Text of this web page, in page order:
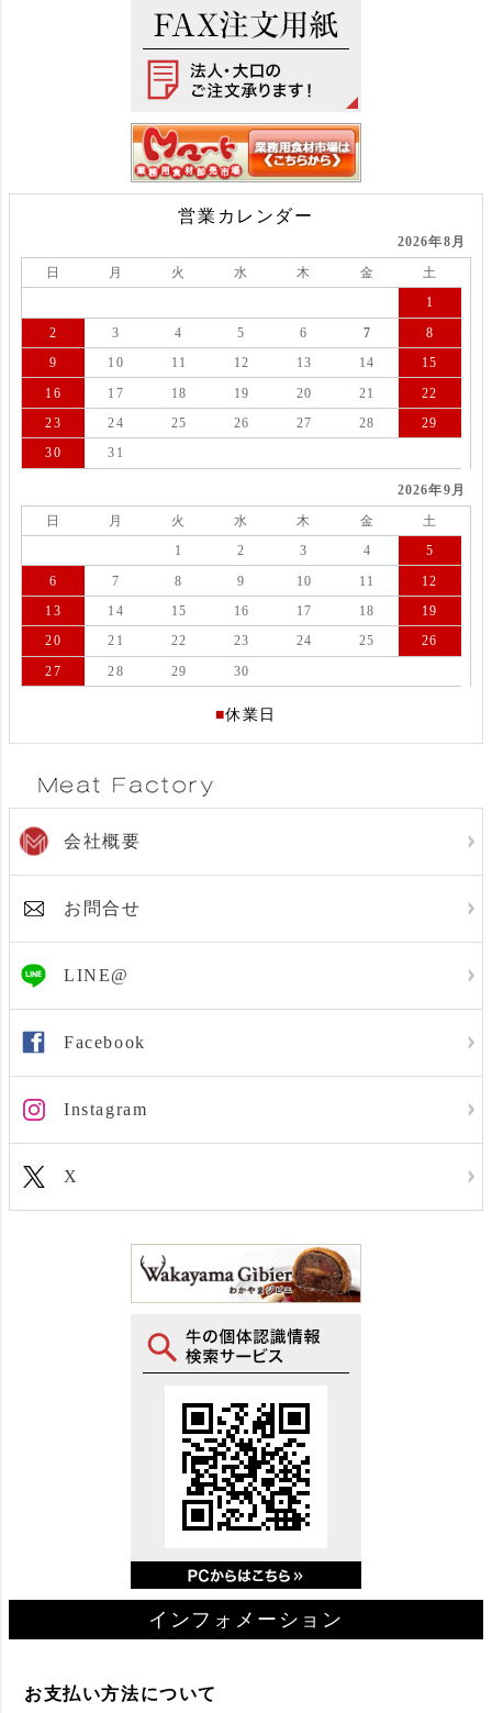
営業カレンダー
2026年8月
日 月 火 水 木 金
土
1
2
3 4 5 6 7
8
9
10 11 12 13 14
15
16
17 18 19 20 21
22
23
24 25 26 27 28
29
30
31
2026年9月
日 月 火 水 木 金
土
1
2 3 4
5
6
7 8 9 10 11
12
13
14 15 16 17 18
19
20
21 22 23 24 25
26
27
28 29 30
■休業日
会社概要
お問合せ
LINE@
Facebook
Instagram
X
インフォメーション
お支払い方法について